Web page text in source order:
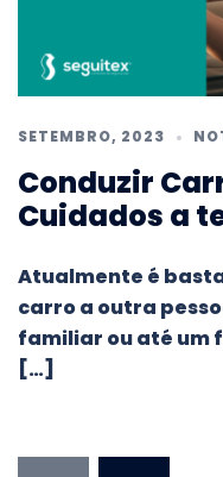
SETEMBRO, 2023
Conduzir
Cuidados a
Atualmente é
carro a outra
familiar ou até um
[…]